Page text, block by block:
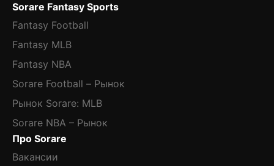
Sorare Fantasy Sports
Fantasy Football
Fantasy MLB
Fantasy NBA
Sorare Football – Рынок
Рынок Sorare: MLB
Sorare NBA – Рынок
Про Sorare
Вакансии